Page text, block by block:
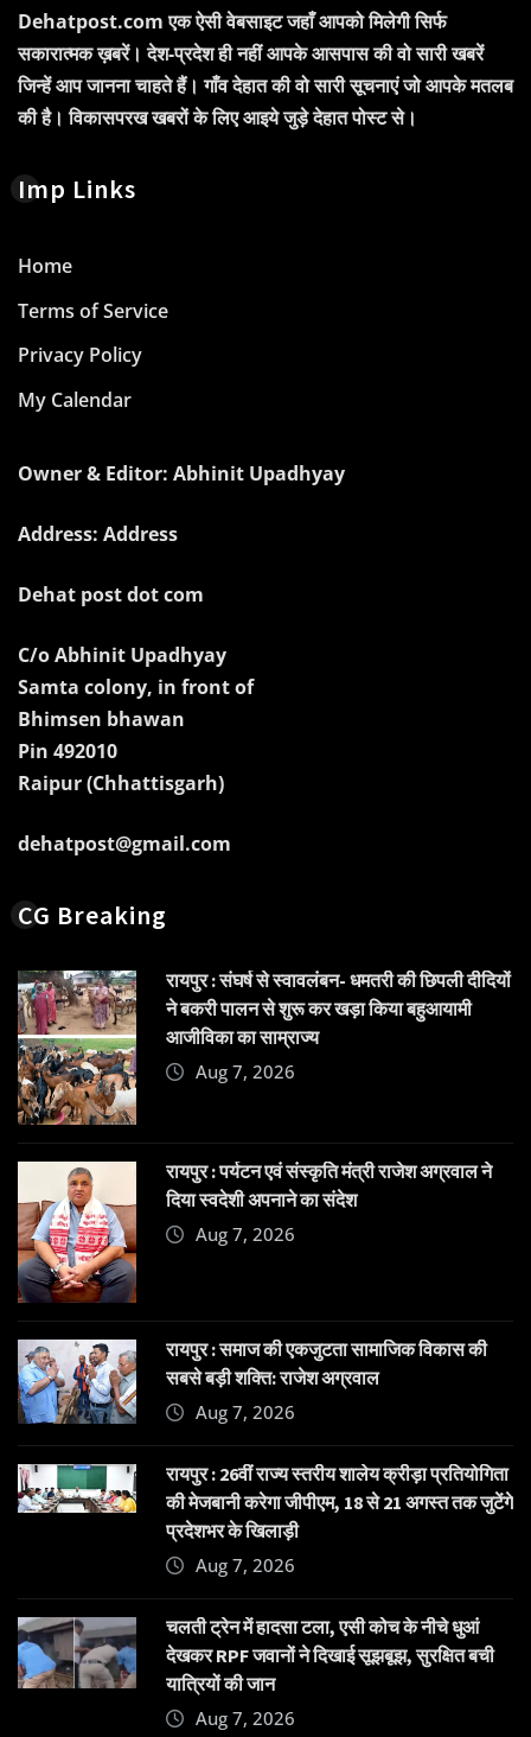
Dehatpost.com एक ऐसी वेबसाइट जहाँ आपको मिलेगी सिर्फ
सकारात्मक ख़बरें। देश-प्रदेश ही नहीं आपके आसपास की वो सारी खबरें
जिन्हें आप जानना चाहते हैं। गाँव देहात की वो सारी सूचनाएं जो आपके मतलब
की है। विकासपरख खबरों के लिए आइये जुड़े देहात पोस्ट से।
Imp Links
Home
Terms of Service
Privacy Policy
My Calendar
Owner & Editor: Abhinit Upadhyay
Address: Address
Dehat post dot com
C/o Abhinit Upadhyay
Samta colony, in front of
Bhimsen bhawan
Pin 492010
Raipur (Chhattisgarh)
dehatpost@gmail.com
CG Breaking
रायपुर : संघर्ष से स्वावलंबन- धमतरी की छिपली दीदियों
ने बकरी पालन से शुरू कर खड़ा किया बहुआयामी
आजीविका का साम्राज्य
Aug 7, 2026
रायपुर : पर्यटन एवं संस्कृति मंत्री राजेश अग्रवाल ने
दिया स्वदेशी अपनाने का संदेश
Aug 7, 2026
रायपुर : समाज की एकजुटता सामाजिक विकास की
सबसे बड़ी शक्ति: राजेश अग्रवाल
Aug 7, 2026
रायपुर : 26वीं राज्य स्तरीय शालेय क्रीड़ा प्रतियोगिता
की मेजबानी करेगा जीपीएम, 18 से 21 अगस्त तक जुटेंगे
प्रदेशभर के खिलाड़ी
Aug 7, 2026
चलती ट्रेन में हादसा टला, एसी कोच के नीचे धुआं
देखकर RPF जवानों ने दिखाई सूझबूझ, सुरक्षित बची
यात्रियों की जान
Aug 7, 2026